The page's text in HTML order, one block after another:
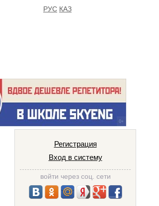
РУС КАЗ
Регистрация
Вход в систему
войти через соц. сети